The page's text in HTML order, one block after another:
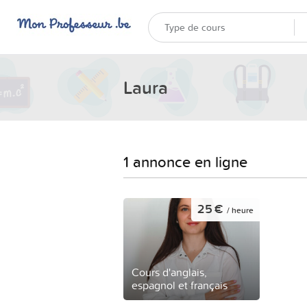
Laura
1 annonce en ligne
Cours d'anglais,
espagnol et français
25 € / heure